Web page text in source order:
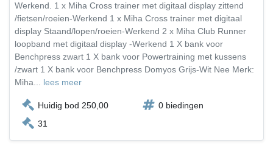
Werkend. 1 x Miha Cross trainer met digitaal display zittend
/fietsen/roeien-Werkend 1 x Miha Cross trainer met digitaal
display Staand/lopen/roeien-Werkend 2 x Miha Club Runner
loopband met digitaal display -Werkend 1 X bank voor
Benchpress zwart 1 X bank voor Powertraining met kussens
/zwart 1 X bank voor Benchpress Domyos Grijs-Wit Nee Merk:
Miha... lees meer
Huidig bod 250,00
0 biedingen
31